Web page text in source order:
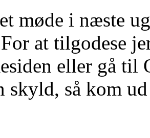
møde i næste
at tilgodese
eller gå
skyld, så kom